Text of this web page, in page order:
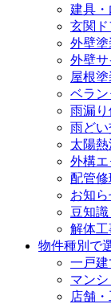
建具・
玄関ド
外壁塗
外壁
屋根
ベラン
雨漏り
雨どい
太陽
外構
配管修
お知ら
豆知識
解体工
物件種別で
一戸建
マン
店舗